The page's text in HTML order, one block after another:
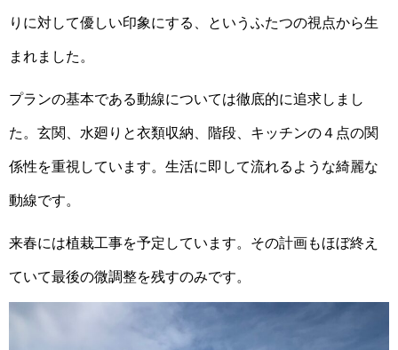
りに対して優しい印象にする、というふたつの視点から生
まれました。
プランの基本である動線については徹底的に追求しまし
た。玄関、水廻りと衣類収納、階段、キッチンの４点の関
係性を重視しています。生活に即して流れるような綺麗な
動線です。
来春には植栽工事を予定しています。その計画もほぼ終え
ていて最後の微調整を残すのみです。